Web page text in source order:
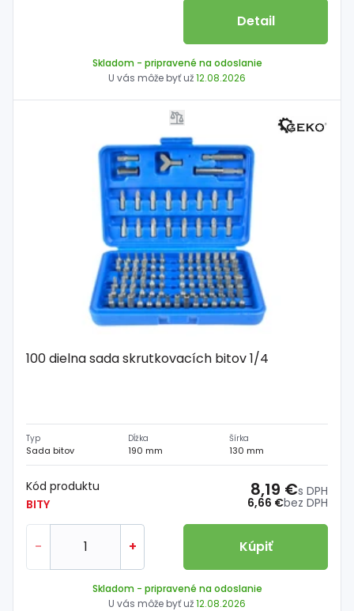
Detail
Skladom - pripravené na odoslanie
U vás môže byť už12.08.2026
100 dielna sada skrutkovacích bitov 1/4
Typ
Sada bitov
Dĺžka
190 mm
Šírka
130 mm
Kód produktu
BITY
6,66 €bez DPH
8,19 €s DPH
- + Kúpiť
Skladom - pripravené na odoslanie
U vás môže byť už12.08.2026